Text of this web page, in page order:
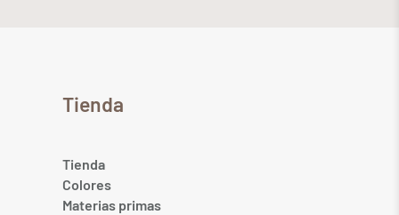
Tienda
Tienda
Colores
Materias primas